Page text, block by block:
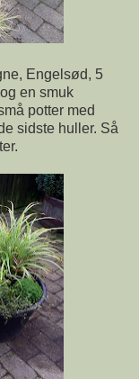
Engelsød, 5
en smuk
potter med
sidste huller. Så